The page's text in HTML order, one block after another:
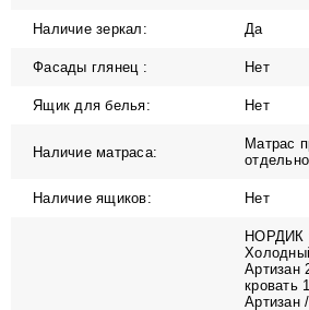
Наличие зеркал: Да
Фасады глянец : Нет
Ящик для белья: Нет
Наличие матраса:
Матрас
отдельно
Наличие ящиков: Нет
НОРДИК
кровать
Артизан